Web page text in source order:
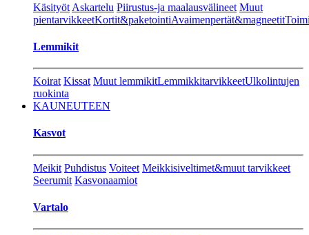
Käsityöt Askartelu Piirustus-ja maalausvälineet Muut
pientarvikkeetKortit&paketointiAvaimenpertät&magneetit
Lemmikit
Koirat Kissat Muut lemmikitLemmikkitarvikkeetUlkolintujen
ruokinta
KAUNEUTEEN
Kasvot
Meikit Puhdistus Voiteet Meikkisiveltimet&muut tarvikkeet
Seerumit Kasvonaamiot
Vartalo